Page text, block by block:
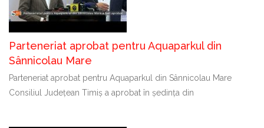
Parteneriat aprobat pentru Aquaparkul din
Sânnicolau Mare
Parteneriat aprobat pentru Aquaparkul din Sânnicolau Mare
Consiliul Județean Timiș a aprobat în ședința din